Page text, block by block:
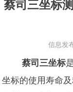
蔡司三坐标
信息发
蔡司三坐标
坐标的使用寿命